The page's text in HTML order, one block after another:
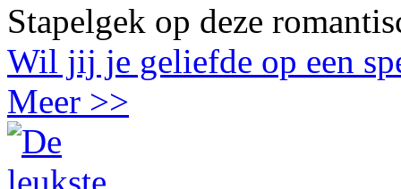
Stapelgek op deze
Wil jij je geliefde op een
Meer >>